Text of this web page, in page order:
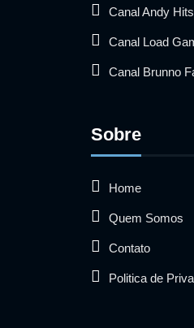
Canal Andy
Canal Load
Canal Brunno
Sobre
Home
Quem Somos
Contato
Politica de